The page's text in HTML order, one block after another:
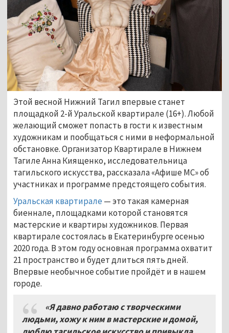
Этой весной Нижний Тагил впервые станет
площадкой 2-й Уральской квартирале (16+). Любой
желающий сможет попасть в гости к известным
художникам и пообщаться с ними в неформальной
обстановке. Организатор Квартирале в Нижнем
Тагиле Анна Киященко, исследовательница
тагильского искусства, рассказала «Афише МС» об
участниках и программе предстоящего события.
Уральская квартирале — это такая камерная
биеннале, площадками которой становятся
мастерские и квартиры художников. Первая
квартирале состоялась в Екатеринбурге осенью
2020 года. В этом году основная программа охватит
21 пространство и будет длиться пять дней.
Впервые необычное событие пройдёт и в нашем
городе.
«Я давно работаю с творческими
людьми, хожу к ним в мастерские и домой,